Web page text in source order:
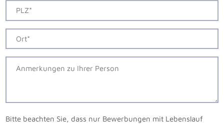
Bitte beachten Sie, dass nur Bewerbungen mit Lebenslauf